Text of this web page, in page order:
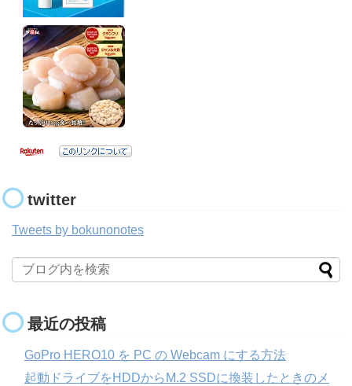
twitter
Tweets by bokunonotes
最近の投稿
GoPro HERO10 を PC の Webcam にする方法
起動ドライブをHDDからM.2 SSDに換装したときのメ